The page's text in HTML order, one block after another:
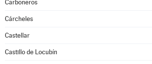
Carboneros
Cárcheles
Castellar
Castillo de Locubín